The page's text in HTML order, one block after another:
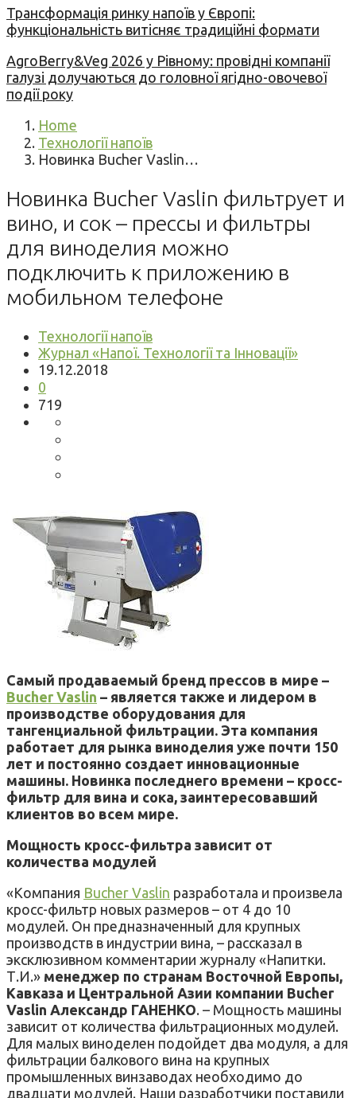
Трансформація ринку напоїв у Європі:
функціональність витісняє традиційні формати
AgroBerry&Veg 2026 у Рівному: провідні компанії
галузі долучаються до головної ягідно-овочевої
події року
Home
Технології напоїв
Новинка Bucher Vaslin…
Новинка Bucher Vaslin фильтрует и
вино, и сок – прессы и фильтры
для виноделия можно
подключить к приложению в
мобильном телефоне
Технології напоїв
Журнал «Напої. Технології та Інновації»
19.12.2018
0
719
Самый продаваемый бренд прессов в мире –
Bucher Vaslin – является также и лидером в
производстве оборудования для
тангенциальной фильтрации. Эта компания
работает для рынка виноделия уже почти 150
лет и постоянно создает инновационные
машины. Новинка последнего времени – кросс-
фильтр для вина и сока, заинтересовавший
клиентов во всем мире.
Мощность кросс-фильтра зависит от
количества модулей
«Компания Bucher Vaslin разработала и произвела
кросс-фильтр новых размеров – от 4 до 10
модулей. Он предназначенный для крупных
производств в индустрии вина, – рассказал в
эксклюзивном комментарии журналу «Напитки.
Т.И.» менеджер по странам Восточной Европы,
Кавказа и Центральной Азии компании Bucher
Vaslin Александр ГАНЕНКО. – Мощность машины
зависит от количества фильтрационных модулей.
Для малых виноделен подойдет два модуля, а для
фильтрации балкового вина на крупных
промышленных винзаводах необходимо до
двадцати модулей. Наши разработчики поставили